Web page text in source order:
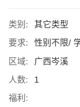
类别:
其它类型
要求:
性别不限/
区域:
广西岑溪
人数:
1
福利: